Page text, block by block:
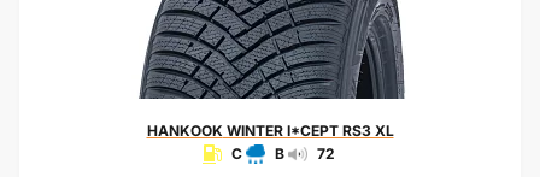
HANKOOK WINTER I*CEPT RS3 XL
C
B 72